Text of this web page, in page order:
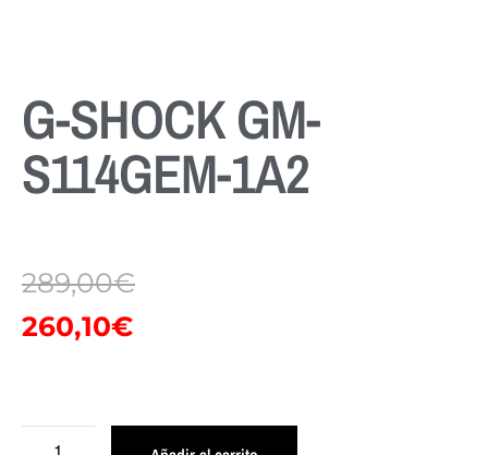
G-SHOCK GM-
S114GEM-1A2
289,00€
260,10€